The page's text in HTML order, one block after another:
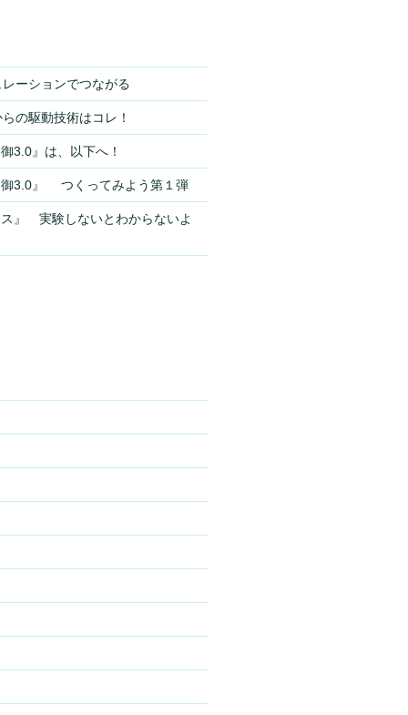
ーションでつながる
の駆動技術はコレ！
3.0』は、以下へ！
御3.0』 つくってみよう第１弾
ス』 実験しないとわからないよ